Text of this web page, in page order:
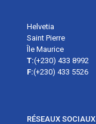
Helvetia
Saint Pierre
Île Maurice
T:(+230) 433 8992
F:(+230) 433 5526
RÉSEAUX SOCIAUX